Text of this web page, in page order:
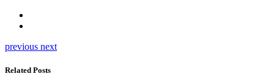
previous next
Related Posts